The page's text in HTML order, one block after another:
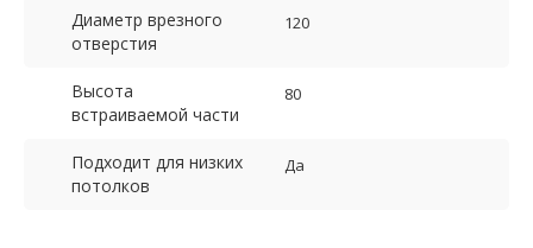
Диаметр врезного
отверстия
120
Высота
встраиваемой части
80
Подходит для низких
потолков
Да